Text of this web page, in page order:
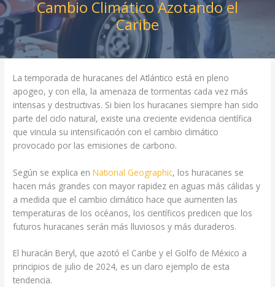
Cambio Climático Azotando el
Caribe
La temporada de huracanes del Atlántico está en pleno
apogeo, y con ella, la amenaza de tormentas cada vez más
intensas y destructivas. Si bien los huracanes siempre han sido
parte del ciclo natural, existe una creciente evidencia científica
que vincula su intensificación con el cambio climático
provocado por las emisiones de carbono.
Según se explica enNational Geographic, los huracanes se
hacen más grandes con mayor rapidez en aguas más cálidas y
a medida que el cambio climático hace que aumenten las
temperaturas de los océanos, los científicos predicen que los
futuros huracanes serán más lluviosos y más duraderos.
El huracán Beryl, que azotó el Caribe y el Golfo de México a
principios de julio de 2024, es un claro ejemplo de esta
tendencia.